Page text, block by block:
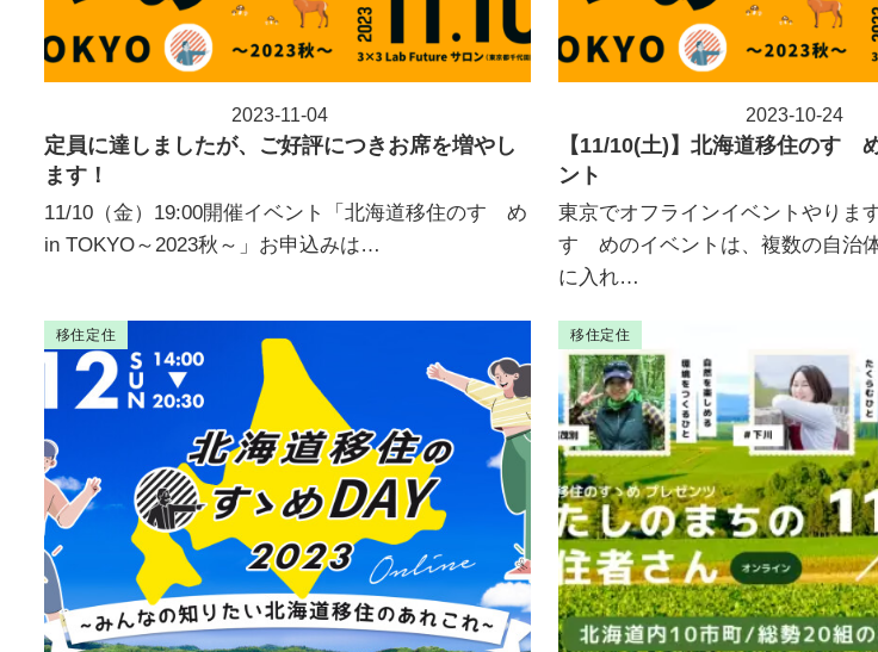
定員に達しましたが、ご好評につきお席を増やし
ます！
11/10（金）19:00開催イベント「北海道移住のすゝめ
in TOKYO～2023秋～」お申込みは…
投稿日
2023-11-04
【11/10(土)】北海道移住のすゝ
ント
東京でオフラインイベントやりま
すゝめのイベントは、複数の自治
に入れ…
投稿日
2023-10-24
移住定住 移住定住